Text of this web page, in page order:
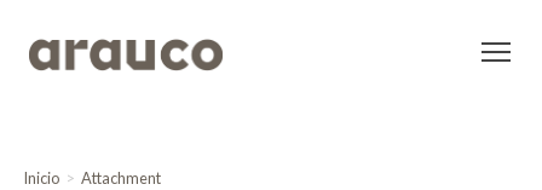
Inicio Attachment